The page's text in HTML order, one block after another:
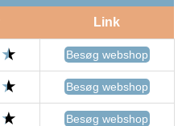
Link
Besøg webshop
Besøg webshop
Besøg webshop